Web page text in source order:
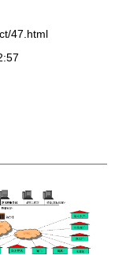
47.html